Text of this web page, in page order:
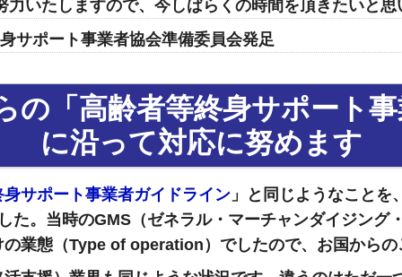
力いたしますので、今しばらくの時間を頂きたいと思
サポート事業者協会準備委員会発足
の「高齢者等終身サポート
に沿って対応に努めます
サポート事業者ガイドライン」と同じようなことを
た。当時のGMS（ゼネラル・マーチャンダイジング
業態（Type of operation）でしたので、お国から